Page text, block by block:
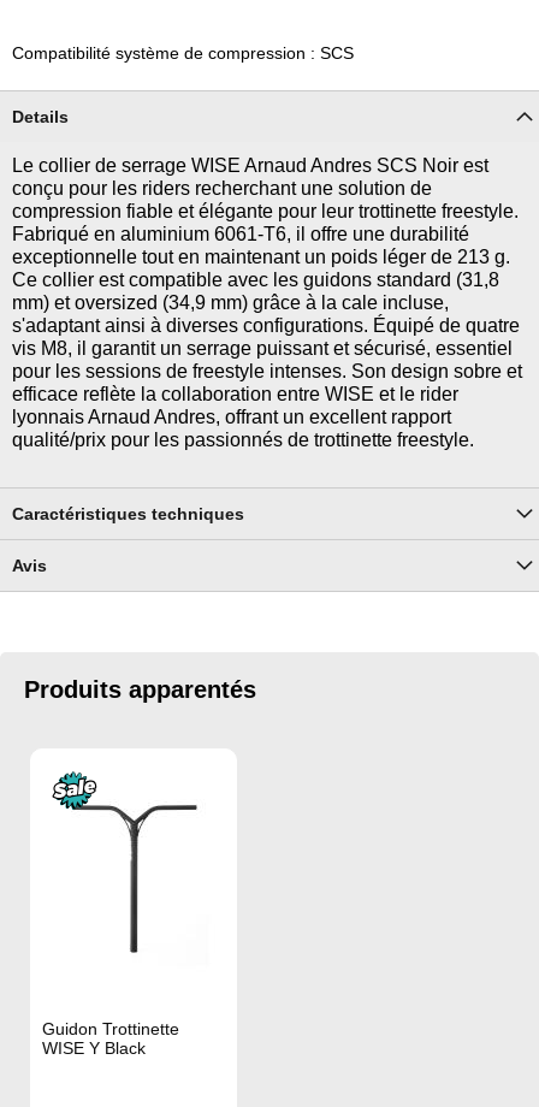
Compatibilité système de compression : SCS
Details
Le collier de serrage WISE Arnaud Andres SCS Noir est
conçu pour les riders recherchant une solution de
compression fiable et élégante pour leur trottinette freestyle.
Fabriqué en aluminium 6061-T6, il offre une durabilité
exceptionnelle tout en maintenant un poids léger de 213 g.
Ce collier est compatible avec les guidons standard (31,8
mm) et oversized (34,9 mm) grâce à la cale incluse,
s'adaptant ainsi à diverses configurations. Équipé de quatre
vis M8, il garantit un serrage puissant et sécurisé, essentiel
pour les sessions de freestyle intenses. Son design sobre et
efficace reflète la collaboration entre WISE et le rider
lyonnais Arnaud Andres, offrant un excellent rapport
qualité/prix pour les passionnés de trottinette freestyle.
Caractéristiques techniques
Avis
Produits apparentés
Guidon Trottinette
WISE Y Black